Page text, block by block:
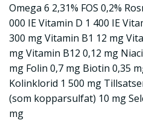
Omega 6 2,31% FOS 0,2%
000 IE Vitamin D 1 400 IE
300 mg Vitamin B1 12 mg
mg Vitamin B12 0,12 mg
mg Folin 0,7 mg Biotin 0,35
Kolinklorid 1 500 mg
(som kopparsulfat) 10 mg
mg